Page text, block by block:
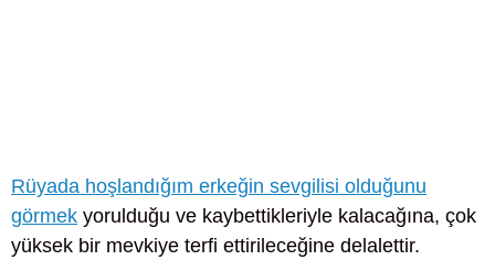
Rüyada hoşlandığım erkeğin sevgilisi olduğunu
görmek yorulduğu ve kaybettikleriyle kalacağına, çok
yüksek bir mevkiye terfi ettirileceğine delalettir.